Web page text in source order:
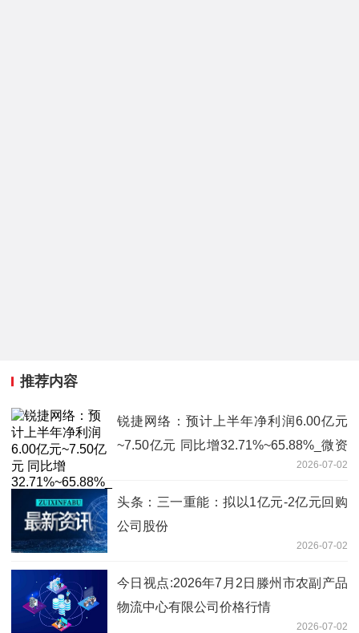
推荐内容
锐捷网络：预计上半年净利润6.00亿元
~7.50亿元 同比增32.71%~65.88%_微资
2026-07-02
头条：三一重能：拟以1亿元-2亿元回购
公司股份
2026-07-02
今日视点:2026年7月2日滕州市农副产品
物流中心有限公司价格行情
2026-07-02